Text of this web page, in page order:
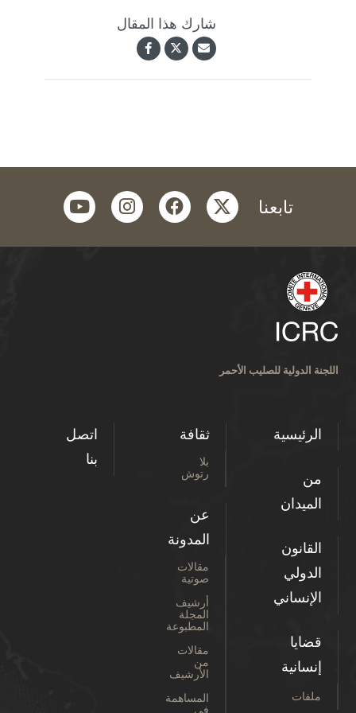
شارك هذا المقال
تابعنا twitter
facebook
instagram
youtube
اللجنة الدولية للصليب الأحمر
الرئيسية
من
الميدان
القانون
الدولي
الإنساني
قضايا
إنسانية
ملفات
ثقافة
بلا
رتوش
عن
المدونة
مقالات
صوتية
أرشيف
المجلة
المطبوعة
مقالات
من
الأرشيف
المساهمة
في
اتصل
بنا